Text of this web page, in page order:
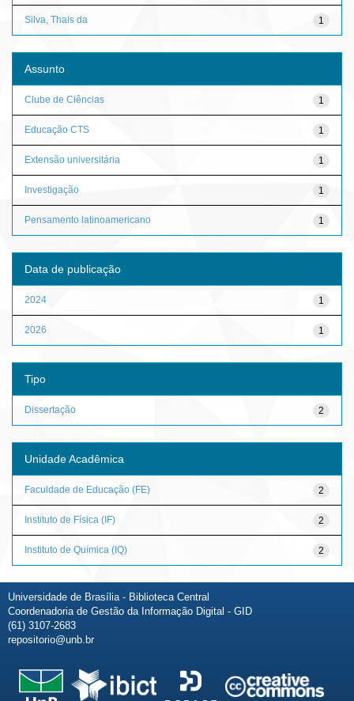
1
Silva, Thais da
Assunto
1
Clube de Ciências
1
Educação CTS
1
Extensão universitária
1
Investigação
1
Pensamento latinoamericano
Data de publicação
1
2024
1
2026
Tipo
2
Dissertação
Unidade Acadêmica
2
Faculdade de Educação (FE)
2
Instituto de Física (IF)
2
Instituto de Química (IQ)
Universidade de Brasília - Biblioteca Central
Coordenadoria de Gestão da Informação Digital - GID
(61) 3107-2683
repositorio@unb.br